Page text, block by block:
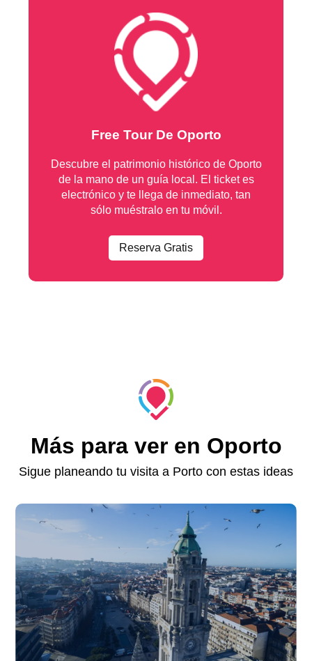
Free Tour De Oporto
Descubre el patrimonio histórico de Oporto
de la mano de un guía local. El ticket es
electrónico y te llega de inmediato, tan
sólo muéstralo en tu móvil.
Reserva Gratis
Más para ver en Oporto
Sigue planeando tu visita a Porto con estas ideas